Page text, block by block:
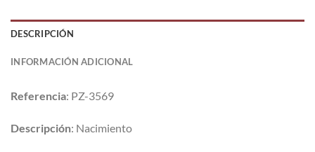
DESCRIPCIÓN
INFORMACIÓN ADICIONAL
Referencia: PZ-3569
Descripción: Nacimiento